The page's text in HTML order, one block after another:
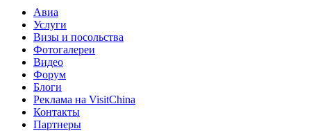
Авиа
Услуги
Визы и посольства
Фотогалереи
Видео
Форум
Блоги
Реклама на VisitChina
Контакты
Партнеры